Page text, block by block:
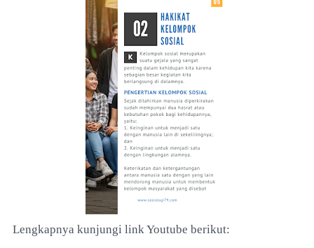
Lengkapnya kunjungi link Youtube berikut: